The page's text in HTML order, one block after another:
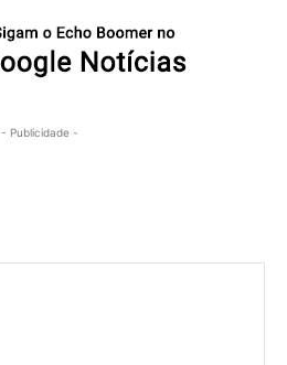
- Publicidade -